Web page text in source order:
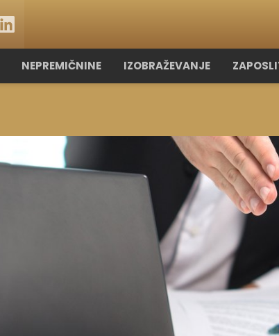
NEPREMIČNINE IZOBRAŽEVANJE